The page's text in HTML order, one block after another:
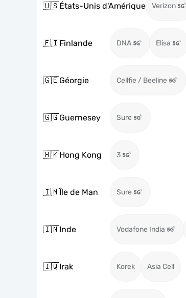
🇺🇸États-Unis d'Amérique Verizon
🇫🇮Finlande DNA Elisa
🇬🇪Géorgie Cellfie / Beeline
🇬🇬Guernesey Sure
🇭🇰Hong Kong 3
🇮🇲Île de Man Sure
🇮🇳Inde Vodafone India
🇮🇶Irak Korek Asia Cell